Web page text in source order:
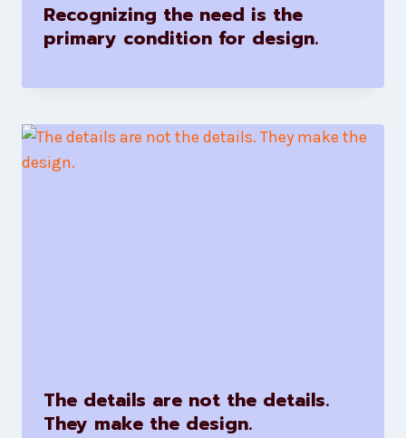
Recognizing the need is the
primary condition for design.
The details are not the details.
They make the design.